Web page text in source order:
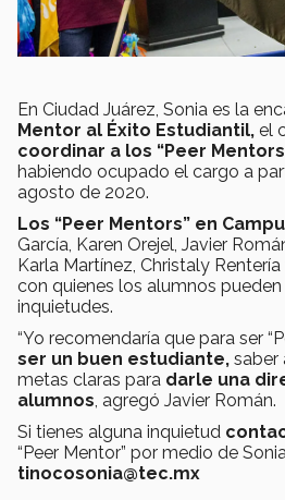
En Ciudad Juárez, Sonia es la
Mentor al Éxito Estudiantil, el
coordinar a los “Peer
habiendo ocupado el cargo a
agosto de 2020.
Los “Peer Mentors” en
García, Karen Orejel, Javier
Karla Martínez, Christaly
con quienes los alumnos
inquietudes.
“Yo recomendaría que para ser
ser un buen estudiante, saber
metas claras para darle una
alumnos, agregó Javier Román.
Si tienes alguna inquietud
“Peer Mentor” por medio de
tinocosonia@tec.mx